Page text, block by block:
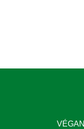
VÉGAN